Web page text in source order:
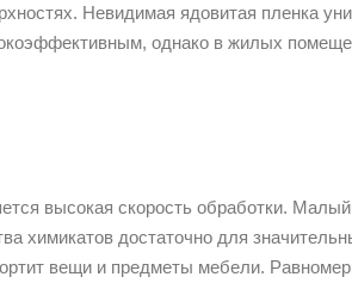
Невидимая ядовитая пленка
однако в жилых
высокая скорость обработки.
химикатов достаточно для
вещи и предметы мебели.